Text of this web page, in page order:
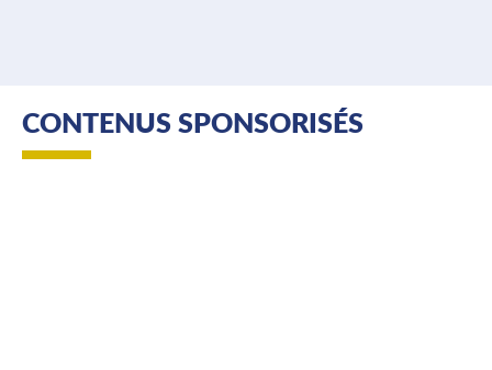
CONTENUS SPONSORISÉS